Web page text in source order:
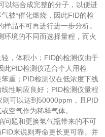
以结合成完整的分子，以便进
被*催化燃烧，因此FID的检
品不可再进行进一步分析。
境的不同而选择量程，而火
，体积小；FID的检测仪由于
此PID检测仪适合个人用检
重；PID检测仪在低浓度下线
性响应良好；PID检测仪量程
可以达到50000ppm，且PID
空气作为稀释气体。
题和更换氢气瓶带来的不可
来说则寿命更长更可靠。并